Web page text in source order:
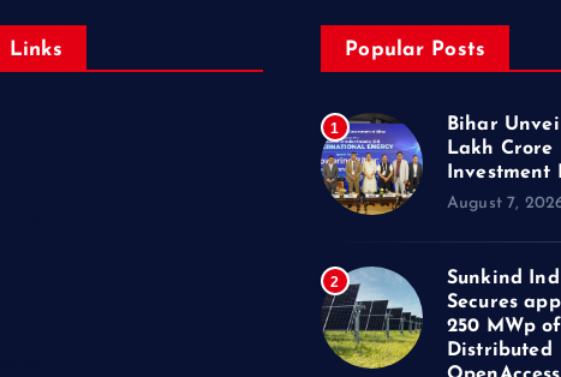
Links Popular Posts
1
Bihar
Lakh Crore
Investment
August 7,
2
Sunkind
Secures
250 MWp of
Distributed